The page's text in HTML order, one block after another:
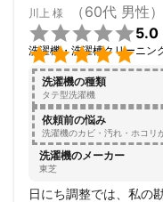
川上 様 （60代 男性）


5.0
洗濯機・洗濯槽クリーニン
洗濯機の種類
タテ型洗濯機
依頼前の悩み
洗濯機のカビ・汚れ・ホコリ
洗濯機のメーカー
東芝
日にち調整では、私の